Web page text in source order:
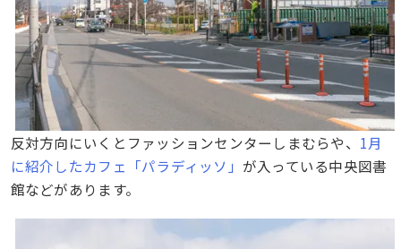
反対方向にいくとファッションセンターしまむらや、 1月
に紹介したカフェ「パラディッソ」 が入っている中央図書
館などがあります。